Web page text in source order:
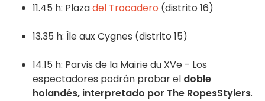
11.45 h: Plazadel Trocadero (distrito 16)
13.35 h: Île aux Cygnes (distrito 15)
14.15 h: Parvis de la Mairie du XVe - Los
espectadores podrán probar el doble
holandés, interpretado por The RopesStylers.